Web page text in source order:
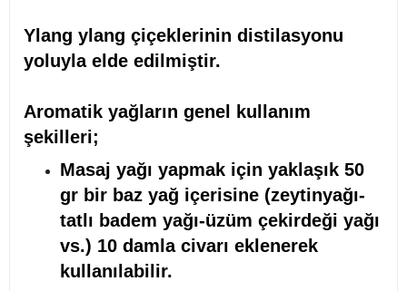
Ylang ylang çiçeklerinin distilasyonu
yoluyla elde edilmiştir.
Aromatik yağların genel kullanım
şekilleri;
Masaj yağı yapmak için yaklaşık 50
gr bir baz yağ içerisine (zeytinyağı-
tatlı badem yağı-üzüm çekirdeği yağı
vs.) 10 damla civarı eklenerek
kullanılabilir.